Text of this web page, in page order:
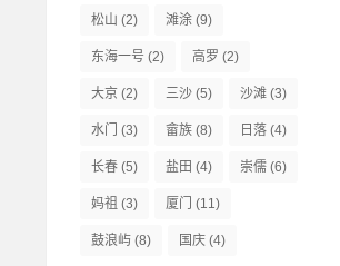
松山 (2) 滩涂 (9)
东海一号 (2) 高罗 (2)
大京 (2) 三沙 (5) 沙滩 (3)
水门 (3) 畲族 (8) 日落 (4)
长春 (5) 盐田 (4) 崇儒 (6)
妈祖 (3) 厦门 (11)
鼓浪屿 (8) 国庆 (4)